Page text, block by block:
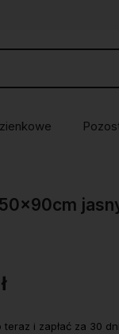
oferty lub
teraz i zapłać za 30 dni